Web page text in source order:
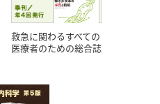
救急に関わるすべての
医療者のための総合誌